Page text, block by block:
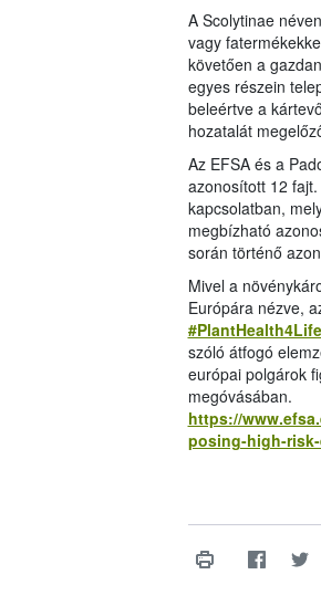
A Scolytinae
vagy
követően a
egyes részein
beleértve a
hozatalát
Az EFSA és a
azonosított 12
kapcsolatban,
megbízható
során történő
Mivel a
Európára nézve,
#PlantHealth4Life
szóló átfogó
európai polgárok
megóvásában.
https://
posing-high-